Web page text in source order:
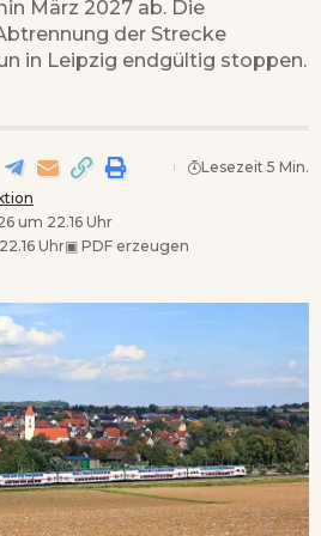
März 2027 ab. Die
der Strecke
in Leipzig endgültig stoppen.
um 22.16 Uhr
Uhr▣ PDF erzeugen
Lesezeit 5 Min.